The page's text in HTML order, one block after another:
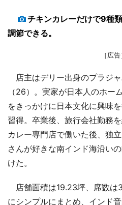
チキンカレーだけで9種
調節できる。
［広告
店主はデリー出身のプラジ
（26）。実家が日本人のホー
をきっかけに日本文化に興味
習得。卒業後、旅行会社勤務
カレー専門店で働いた後、独
さんが好きな南インド海沿い
けた。
店舗面積は19.23坪、席数は
にシンプルにまとめ、インド